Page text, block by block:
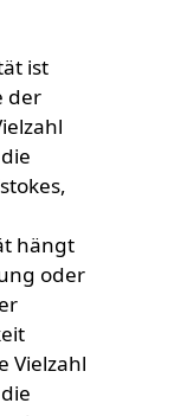
ist
der
hängt
oder
Vielzahl